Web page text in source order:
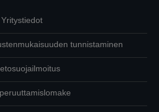
Yritystiedot
tunnistaminen